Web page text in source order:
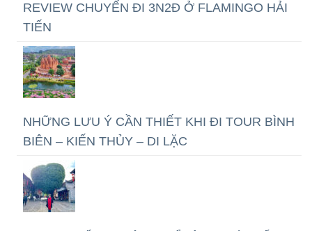
REVIEW CHUYẾN ĐI 3N2Đ Ở FLAMINGO HẢI
TIẾN
NHỮNG LƯU Ý CẦN THIẾT KHI ĐI TOUR BÌNH
BIÊN – KIẾN THỦY – DI LẶC